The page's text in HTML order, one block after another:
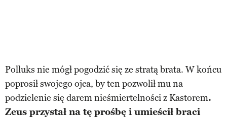
Polluks nie mógł pogodzić się ze stratą brata. W końcu
poprosił swojego ojca, by ten pozwolił mu na
podzielenie się darem nieśmiertelności z Kastorem.
Zeus przystał na tę prośbę i umieścił braci